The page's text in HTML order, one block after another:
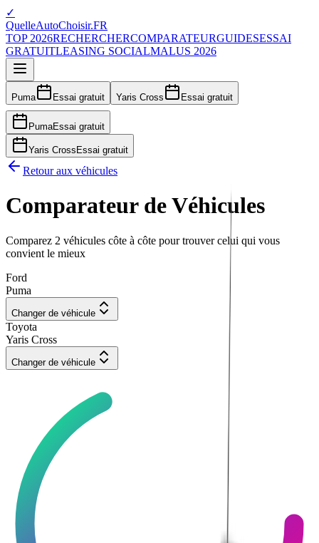
✓
QuelleAutoChoisir.FR
TOP 2026RECHERCHERCOMPARATEURGUIDESESSAI
GRATUITLEASING SOCIALMALUS 2026
Puma Essai gratuit Yaris Cross Essai gratuit
PumaEssai gratuit
Yaris Cross Essai gratuit
Retour aux véhicules
Comparateur de Véhicules
Comparez 2 véhicules côte à côte pour trouver celui qui vous
convient le mieux
Ford
Puma
Changer de véhicule
Toyota
Yaris Cross
Changer de véhicule